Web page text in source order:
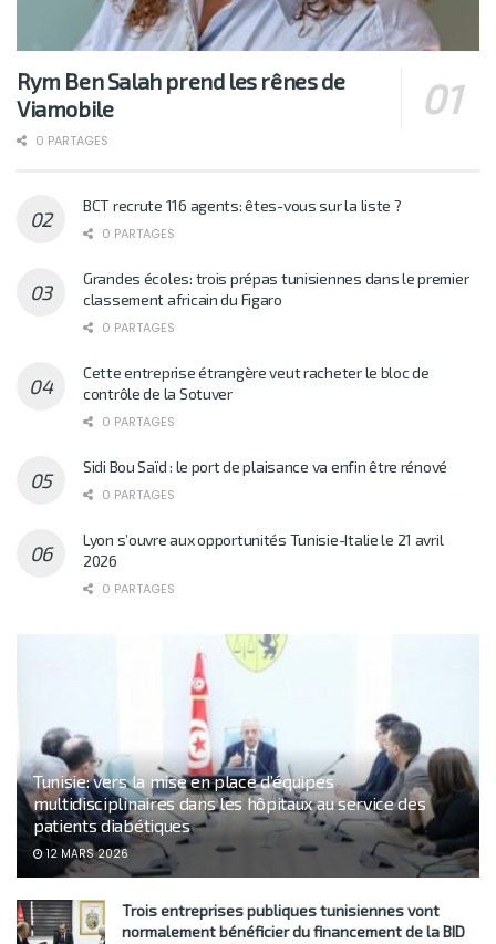
Rym Ben Salah prend les rênes de
Viamobile
0 PARTAGES
BCT recrute 116 agents: êtes-vous sur la liste ?
0 PARTAGES
Grandes écoles: trois prépas tunisiennes dans le premier
classement africain du Figaro
0 PARTAGES
Cette entreprise étrangère veut racheter le bloc de
contrôle de la Sotuver
0 PARTAGES
Sidi Bou Saïd : le port de plaisance va enfin être rénové
0 PARTAGES
Lyon s’ouvre aux opportunités Tunisie-Italie le 21 avril
2026
0 PARTAGES
Tunisie: vers la mise en place d’équipes
multidisciplinaires dans les hôpitaux au service des
patients diabétiques
12 MARS 2026
Trois entreprises publiques tunisiennes vont
normalement bénéficier du financement de la BID